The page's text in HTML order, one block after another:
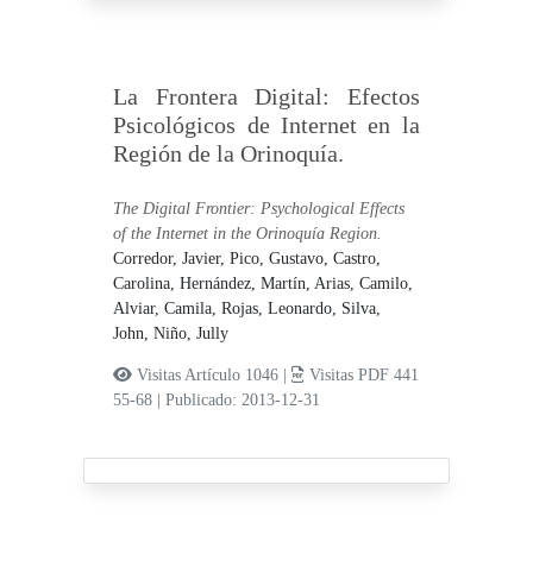
La Frontera Digital: Efectos
Psicológicos de Internet en la
Región de la Orinoquía.
The Digital Frontier: Psychological Effects
of the Internet in the Orinoquía Region.
Corredor, Javier,Pico, Gustavo,Castro,
Carolina,Hernández, Martín,Arias, Camilo,
Alviar, Camila,Rojas, Leonardo, Silva,
John,Niño, Jully
Visitas Artículo 1046 |
Visitas PDF 441
55-68
|Publicado: 2013-12-31